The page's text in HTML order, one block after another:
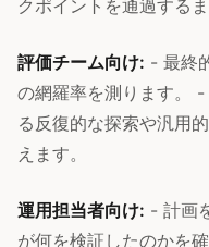
クポイントを通過するま
評価チーム向け: - 最終
の網羅率を測ります。
る反復的な探索や汎用
えます。
運用担当者向け: - 計画
が何を検証したのかを